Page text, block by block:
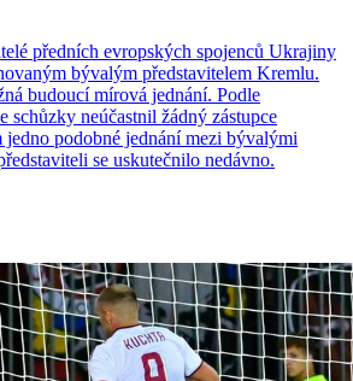
předních evropských spojenců Ukrajiny
bývalým představitelem Kremlu.
budoucí mírová jednání. Podle
schůzky neúčastnil žádný zástupce
podobné jednání mezi bývalými
se uskutečnilo nedávno.